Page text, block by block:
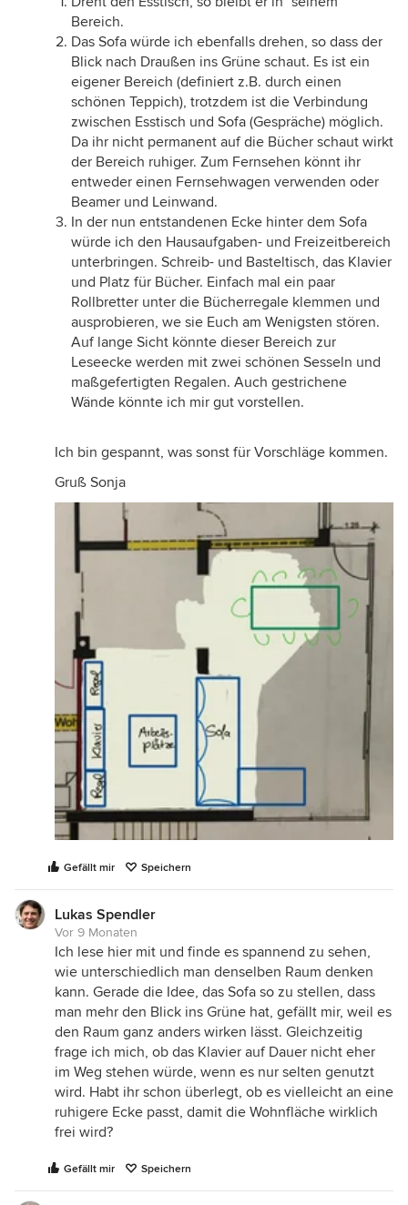
Bereich.
Das Sofa würde ich ebenfalls drehen, so dass der
Blick nach Draußen ins Grüne schaut. Es ist ein
eigener Bereich (definiert z.B. durch einen
schönen Teppich), trotzdem ist die Verbindung
zwischen Esstisch und Sofa (Gespräche) möglich.
Da ihr nicht permanent auf die Bücher schaut wirkt
der Bereich ruhiger. Zum Fernsehen könnt ihr
entweder einen Fernsehwagen verwenden oder
Beamer und Leinwand.
In der nun entstandenen Ecke hinter dem Sofa
würde ich den Hausaufgaben- und Freizeitbereich
unterbringen. Schreib- und Basteltisch, das Klavier
und Platz für Bücher. Einfach mal ein paar
Rollbretter unter die Bücherregale klemmen und
ausprobieren, we sie Euch am Wenigsten stören.
Auf lange Sicht könnte dieser Bereich zur
Leseecke werden mit zwei schönen Sesseln und
maßgefertigten Regalen. Auch gestrichene
Wände könnte ich mir gut vorstellen.
Ich bin gespannt, was sonst für Vorschläge kommen.
Gruß Sonja
Gefällt mir Speichern
Lukas Spendler
Vor 9 Monaten
Ich lese hier mit und finde es spannend zu sehen,
wie unterschiedlich man denselben Raum denken
kann. Gerade die Idee, das Sofa so zu stellen, dass
man mehr den Blick ins Grüne hat, gefällt mir, weil es
den Raum ganz anders wirken lässt. Gleichzeitig
frage ich mich, ob das Klavier auf Dauer nicht eher
im Weg stehen würde, wenn es nur selten genutzt
wird. Habt ihr schon überlegt, ob es vielleicht an eine
ruhigere Ecke passt, damit die Wohnfläche wirklich
frei wird?
Gefällt mir Speichern